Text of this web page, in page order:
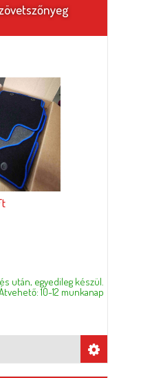
után, egyedileg készül.
10-12 munkanap